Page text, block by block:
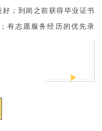
；到岗之前获得毕业证书
有志愿服务经历的优先录